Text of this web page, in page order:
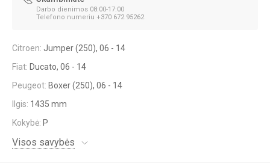
Darbo dienimos 08:00-17:00
Telefono numeriu +370 672 95262
Citroen: Jumper (250), 06 - 14
Fiat: Ducato, 06 - 14
Peugeot: Boxer (250), 06 - 14
Ilgis: 1435 mm
Kokybė: P
Visos savybės